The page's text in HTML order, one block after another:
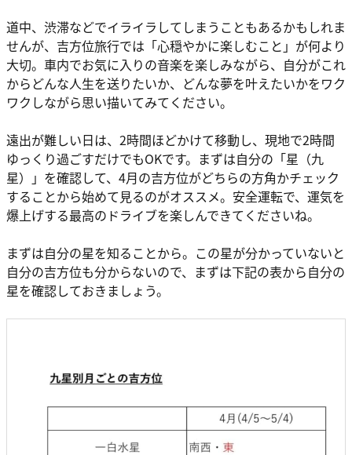
道中、渋滞などでイライラしてしまうこともあるかもしれま
せんが、吉方位旅行では「心穏やかに楽しむこと」が何より
大切。車内でお気に入りの音楽を楽しみながら、自分がこれ
からどんな人生を送りたいか、どんな夢を叶えたいかをワク
ワクしながら思い描いてみてください。
遠出が難しい日は、2時間ほどかけて移動し、現地で2時間
ゆっくり過ごすだけでもOKです。まずは自分の「星（九
星）」を確認して、4月の吉方位がどちらの方角かチェック
することから始めて見るのがオススメ。安全運転で、運気を
爆上げする最高のドライブを楽しんできてくださいね。
まずは自分の星を知ることから。この星が分かっていないと
自分の吉方位も分からないので、まずは下記の表から自分の
星を確認しておきましょう。